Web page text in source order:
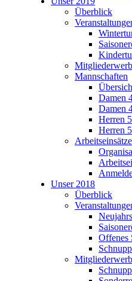
Überblick
Mannschaften
Damen
Damen
Herren
Herren
Arbeitseinsätze
Unser 2018
Überblick
Offenes